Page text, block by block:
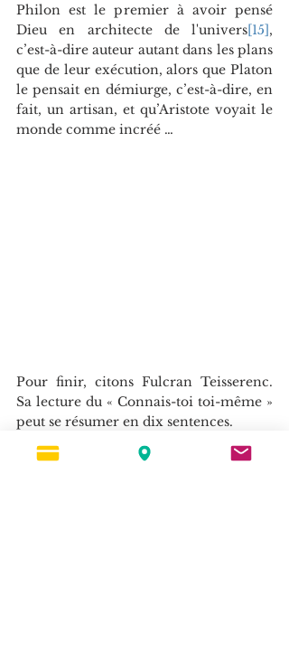
Philon est le premier à avoir pensé
Dieu en architecte de l'univers[15],
c’est-à-dire auteur autant dans les plans
que de leur exécution, alors que Platon
le pensait en démiurge, c’est-à-dire, en
fait, un artisan, et qu’Aristote voyait le
monde comme incréé …
Pour finir, citons Fulcran Teisserenc.
Sa lecture du « Connais-toi toi-même »
peut se résumer en dix sentences.
Elle est, en quelque sorte, une synthèse
des visions présentées ci-dessus.